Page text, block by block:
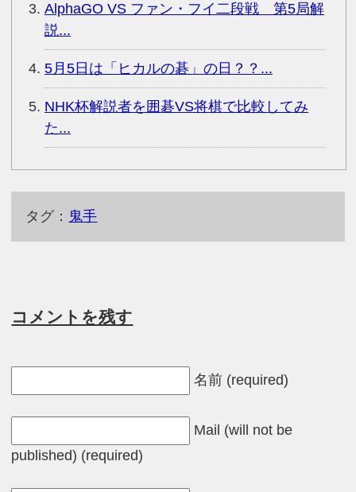
AlphaGO VS ファン・フイ二段戦 第5局解
説...
5月5日は「ヒカルの碁」の日？？...
NHK杯解説者を囲碁VS将棋で比較してみ
た...
タグ： 鬼手
コメントを残す
名前 (required)
Mail (will not be
published) (required)